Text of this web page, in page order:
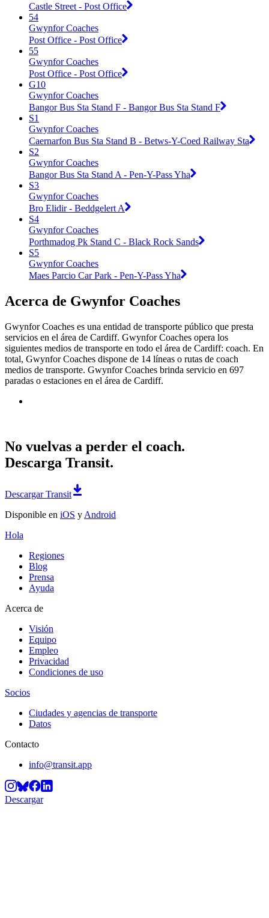
Castle Street - Post Office
54
Gwynfor Coaches
Post Office - Post Office
55
Gwynfor Coaches
Post Office - Post Office
G10
Gwynfor Coaches
Bangor Bus Sta Stand F - Bangor Bus Sta Stand F
S1
Gwynfor Coaches
Caernarfon Bus Sta Stand B - Betws-Y-Coed Railway Sta
S2
Gwynfor Coaches
Bangor Bus Sta Stand A - Pen-Y-Pass Yha
S3
Gwynfor Coaches
Bro Elidir - Beddgelert A
S4
Gwynfor Coaches
Porthmadog Pk Stand C - Black Rock Sands
S5
Gwynfor Coaches
Maes Parcio Car Park - Pen-Y-Pass Yha
Acerca de Gwynfor Coaches
Gwynfor Coaches es una entidad de transporte público que presta
servicios en el área de Cardiff. Gwynfor Coaches opera los
siguientes medios de transporte en todo el área de Cardiff: coach. En
total, Gwynfor Coaches dispone de 14 líneas o rutas de coach
medios de transporte. Gwynfor Coaches brinda servicio en 697
paradas o estaciones en el área de Cardiff.
No vuelvas a perder el coach.
Descarga Transit.
Descargar Transit
Disponible en iOS y Android
Hola
Regiones
Blog
Prensa
Ayuda
Acerca de
Visión
Equipo
Empleo
Privacidad
Condiciones de uso
Socios
Ciudades y agencias de transporte
Datos
Contacto
info@transit.app
Descargar